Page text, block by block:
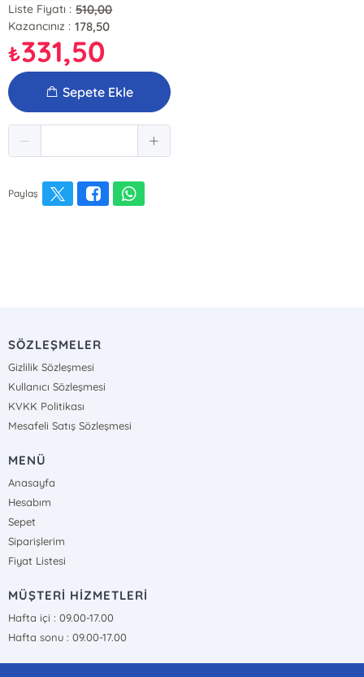
Liste Fiyatı : 510,00
Kazancınız : 178,50
₺331,50
Sepete Ekle
Paylaş
SÖZLEŞMELER
Gizlilik Sözleşmesi
Kullanıcı Sözleşmesi
KVKK Politikası
Mesafeli Satış Sözleşmesi
MENÜ
Anasayfa
Hesabım
Sepet
Siparişlerim
Fiyat Listesi
MÜŞTERİ HİZMETLERİ
Hafta içi : 09.00-17.00
Hafta sonu : 09.00-17.00